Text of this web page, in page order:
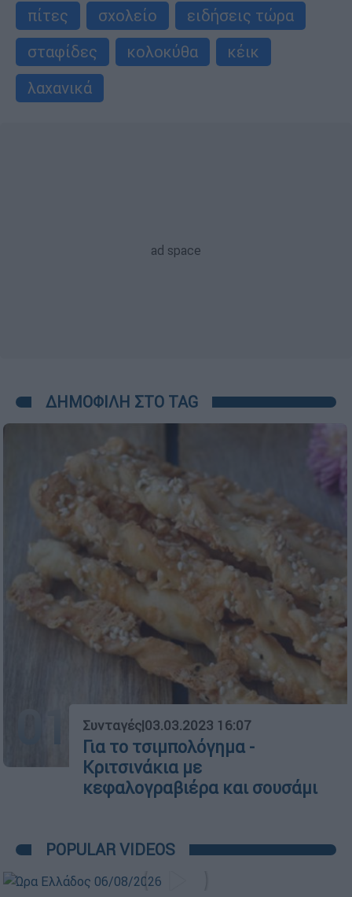
πίτες
σχολείο
ειδήσεις τώρα
σταφίδες
κολοκύθα
κέικ
λαχανικά
ΔΗΜΟΦΙΛΗ ΣΤΟ TAG
Συνταγές|03.03.2023 16:07
Για το τσιμπολόγημα -
Κριτσινάκια με
κεφαλογραβιέρα και σουσάμι
POPULAR VIDEOS